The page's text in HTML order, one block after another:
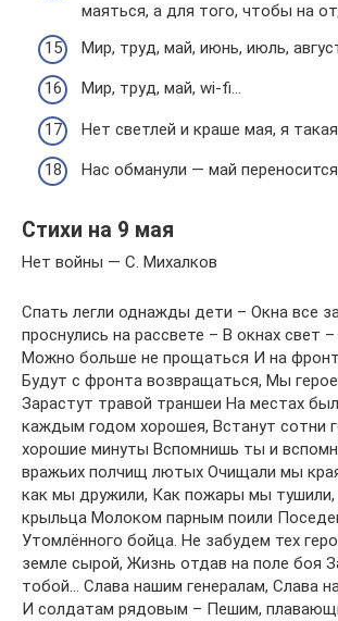
маяться, а для того, чтобы на
Мир, труд, май, июнь, июль,
Мир, труд, май, wi-fi…
Нет светлей и краше мая, я
Нас обманули — май
Стихи на 9 мая
Нет войны — С. Михалков
Спать легли однажды дети – Окна все
проснулись на рассвете – В окнах свет
Можно больше не прощаться И на
Будут с фронта возвращаться, Мы
Зарастут травой траншеи На местах
каждым годом хорошея, Встанут сотни
хорошие минуты Вспомнишь ты и
вражьих полчищ лютых Очищали мы
как мы дружили, Как пожары мы тушили,
крыльца Молоком парным поили
Утомлённого бойца. Не забудем тех
земле сырой, Жизнь отдав на поле боя
тобой… Слава нашим генералам, Слава
И солдатам рядовым – Пешим,